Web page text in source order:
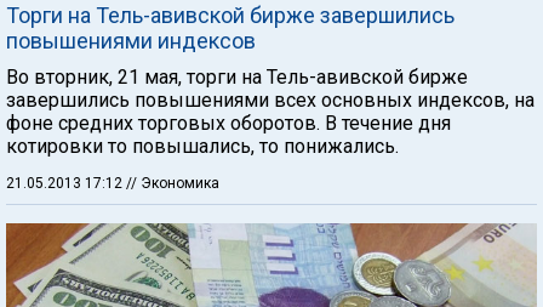
Торги на Тель-авивской бирже завершились
повышениями индексов
Во вторник, 21 мая, торги на Тель-авивской бирже
завершились повышениями всех основных индексов, на
фоне средних торговых оборотов. В течение дня
котировки то повышались, то понижались.
21.05.2013 17:12 // Экономика